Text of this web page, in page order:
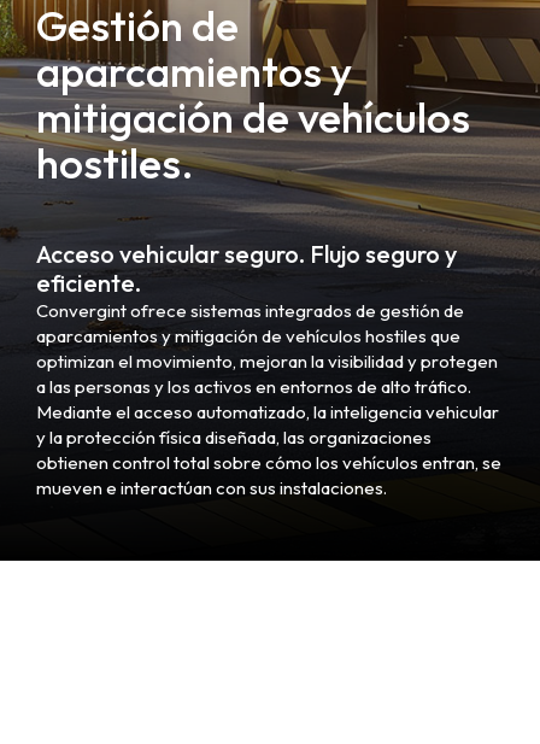
Gestión de
aparcamientos y
mitigación de vehículos
hostiles.
Acceso vehicular seguro. Flujo seguro y
eficiente.
Convergint ofrece sistemas integrados de gestión de
aparcamientos y mitigación de vehículos hostiles que
optimizan el movimiento, mejoran la visibilidad y protegen
a las personas y los activos en entornos de alto tráfico.
Mediante el acceso automatizado, la inteligencia vehicular
y la protección física diseñada, las organizaciones
obtienen control total sobre cómo los vehículos entran, se
mueven e interactúan con sus instalaciones.